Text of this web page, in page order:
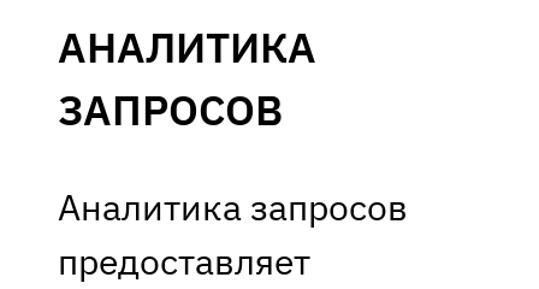
АНАЛИТИКА
ЗАПРОСОВ
Аналитика запросов
предоставляет